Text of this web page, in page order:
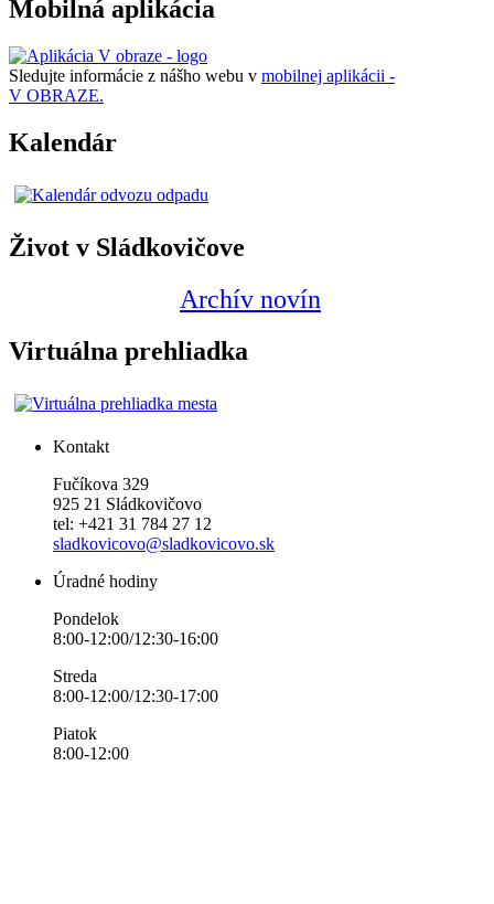
Mobilná aplikácia
Sledujte informácie z nášho webu v mobilnej aplikácii -
V OBRAZE.
Kalendár
Život v Sládkovičove
Archív novín
Virtuálna prehliadka
Kontakt
Fučíkova 329
925 21 Sládkovičovo
tel: +421 31 784 27 12
sladkovicovo@sladkovicovo.sk
Úradné hodiny
Pondelok
8:00-12:00/12:30-16:00
Streda
8:00-12:00/12:30-17:00
Piatok
8:00-12:00